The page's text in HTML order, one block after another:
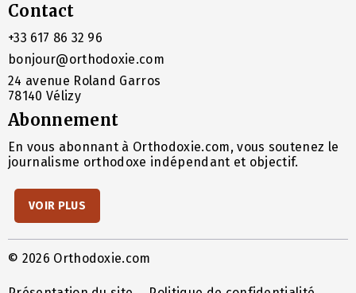
Contact
+33 617 86 32 96
bonjour@orthodoxie.com
24 avenue Roland Garros
78140 Vélizy
Abonnement
En vous abonnant à Orthodoxie.com, vous soutenez le
journalisme orthodoxe indépendant et objectif.
VOIR PLUS
© 2026 Orthodoxie.com